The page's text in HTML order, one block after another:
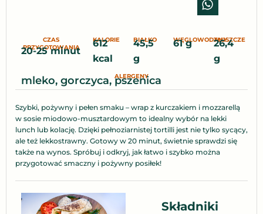
CZAS
PRZYGOTOWANIA
20-25 minut
KALORIE
612
kcal
BIAŁKO
45,5
g
WĘGLOWODANY
61 g TŁUSZCZE
26,4
g
ALERGENY
mleko, gorczyca, pszenica
Szybki, pożywny i pełen smaku – wrap z kurczakiem i mozzarellą
w sosie miodowo-musztardowym to idealny wybór na lekki
lunch lub kolację. Dzięki pełnoziarnistej tortilli jest nie tylko sycący,
ale też lekkostrawny. Gotowy w 20 minut, świetnie sprawdzi się
także na wynos. Spróbuj i odkryj, jak łatwo i szybko można
przygotować smaczny i pożywny posiłek!
Składniki